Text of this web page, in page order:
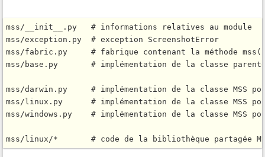
mss/__init__.py   # informations relatives au module
mss/exception.py  # exception ScreenshotError
mss/fabric.py     # fabrique contenant la méthode
mss/base.py       # implémentation de la classe parente
mss/darwin.py     # implémentation de la classe MSS
mss/linux.py      # implémentation de la classe MSS
mss/windows.py    # implémentation de la classe MSS